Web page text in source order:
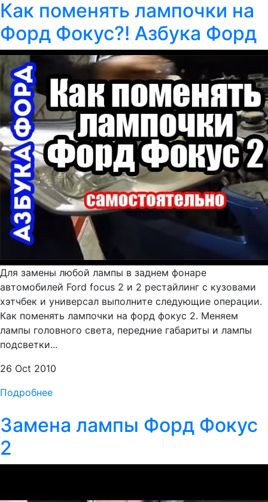
Как поменять лампочки на
Форд Фокус?! Азбука Форд
Для замены любой лампы в заднем фонаре
автомобилей Ford focus 2 и 2 рестайлинг с кузовами
хэтчбек и универсал выполните следующие операции.
Как поменять лампочки на форд фокус 2. Меняем
лампы головного света, передние габариты и лампы
подсветки...
26 Oct 2010
Подробнее
Замена лампы Форд Фокус
2